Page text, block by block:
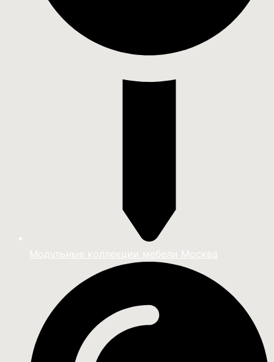
Модульные коллекции мебели Москва